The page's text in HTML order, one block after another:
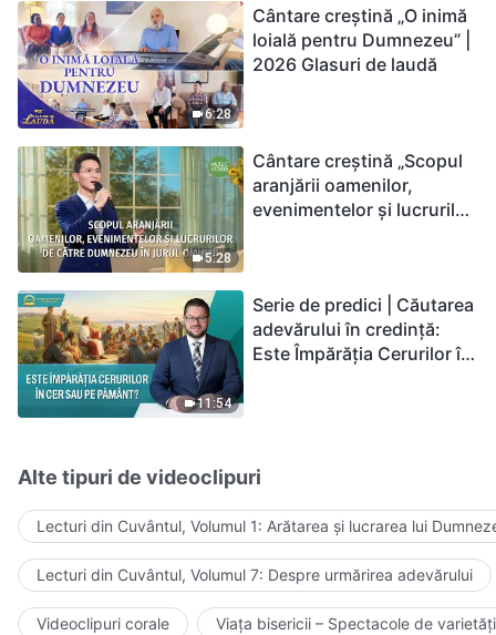
6:28
Cântare creștină „O inimă
loială pentru Dumnezeu” |
2026 Glasuri de laudă
5:28
Cântare creștină „Scopul
aranjării oamenilor,
evenimentelor și lucrurilor
11:54
Serie de predici | Căutarea
adevărului în credință:
Este Împărăția Cerurilor în
Alte tipuri de videoclipuri
Lecturi din Cuvântul, Volumul 1: Arătarea și lucrarea lui
Lecturi din Cuvântul, Volumul 7: Despre urmărirea adevărului
Videoclipuri corale Viața bisericii – Spectacole de varietăți